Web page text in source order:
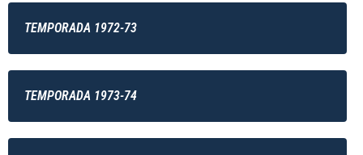
TEMPORADA 1972-73
TEMPORADA 1973-74